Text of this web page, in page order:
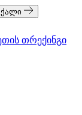
ქალი
თრექინგი